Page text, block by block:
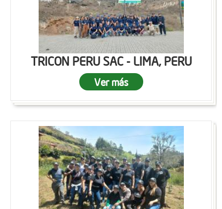
TRICON PERU SAC - LIMA, PERU
Ver más